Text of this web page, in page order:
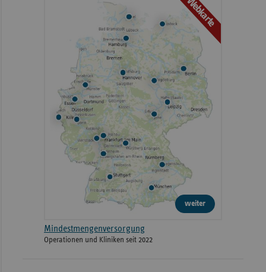
Webkarte
weiter
Mindestmengenversorgung
Operationen und Kliniken seit 2022